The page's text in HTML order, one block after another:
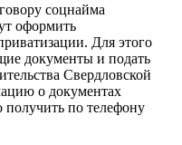
соцнайма
оформить
Для этого
документы и подать
Свердловской
о документах
получить по телефону